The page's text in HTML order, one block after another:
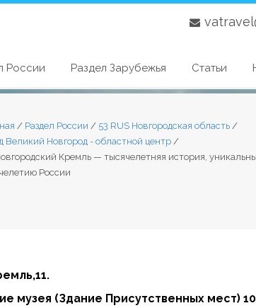
России Раздел Зарубежья Статьи
/ Раздел России / 53 RUS Новгородская область /
Великий Новгород - областной центр /
Кремль — тысячелетняя история,
России
музея (Здание Присутственных мест)